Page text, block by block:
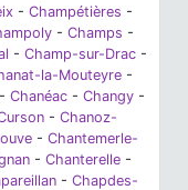
- Champétières -
- Champs -
- Champ-sur-Drac -
la-Mouteyre -
- Chanéac - Changy -
- Chanoz-
- Chantemerle-
- Chanterelle -
- Chapdes-